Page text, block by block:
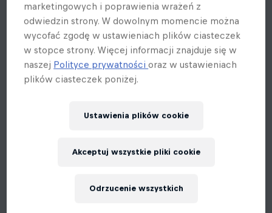
marketingowych i poprawienia wrażeń z
odwiedzin strony. W dowolnym momencie można
wycofać zgodę w ustawieniach plików ciasteczek
w stopce strony. Więcej informacji znajduje się w
naszej Polityce prywatnościoraz w ustawieniach
plików ciasteczek poniżej.
Ustawienia plików cookie
Odrzucenie wszystkich
Akceptuj wszystkie pliki cookie